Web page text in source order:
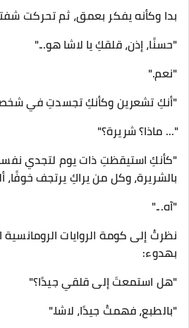
بدا وكأنه يفكر بعمق، ثم تحركت
"حسنًا، إذن، قلقكِ يا لاشا هو..."
"نعم."
"أنكِ تشعرين وكأنكِ تجسدتِ في
"... ماذا؟ شريرة؟"
"كأنكِ استيقظتِ ذات يوم لتجدي
بالشريرة، وكل من يراكِ يرتجف
"آه..."
نظرتُ إلى كومة الروايات
بهدوء:
"هل استمعتَ إلى قلقي جيدًا؟"
"بالطبع، فهمتُ جيدًا، لاشا."